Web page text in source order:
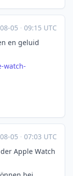
05 · 09:15 UTC
en geluid
watch-
05 · 07:03 UTC
Apple Watch